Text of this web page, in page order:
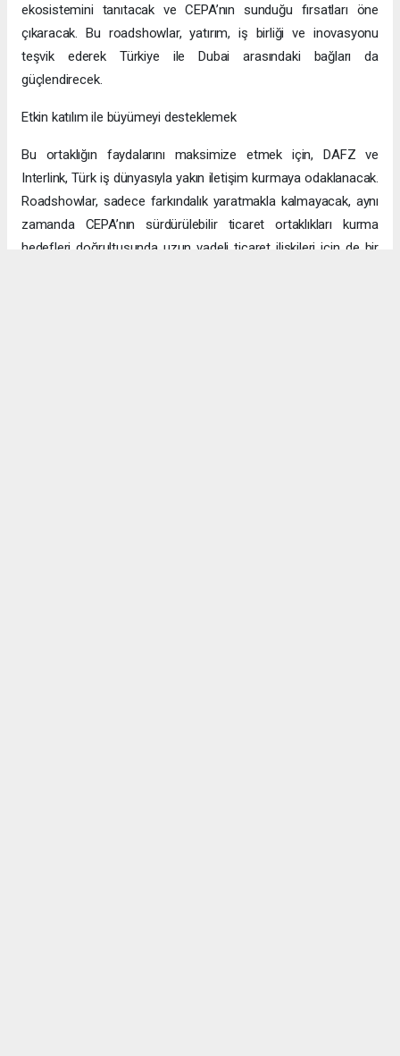
ekosistemini tanıtacak ve CEPA’nın sunduğu fırsatları öne
çıkaracak. Bu roadshowlar, yatırım, iş birliği ve inovasyonu
teşvik ederek Türkiye ile Dubai arasındaki bağları da
güçlendirecek.
Etkin katılım ile büyümeyi desteklemek
Bu ortaklığın faydalarını maksimize etmek için, DAFZ ve
Interlink, Türk iş dünyasıyla yakın iletişim kurmaya odaklanacak.
Roadshowlar, sadece farkındalık yaratmakla kalmayacak, aynı
zamanda CEPA’nın sürdürülebilir ticaret ortaklıkları kurma
hedefleri doğrultusunda uzun vadeli ticaret ilişkileri için de bir